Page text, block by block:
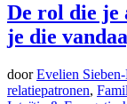
De rol die je
je die
doorEvelien
relatiepatronen,